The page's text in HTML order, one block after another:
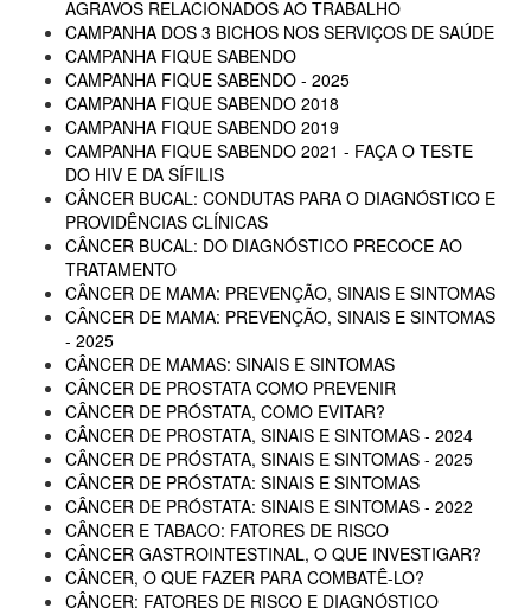
AGRAVOS RELACIONADOS AO TRABALHO
CAMPANHA DOS 3 BICHOS NOS SERVIÇOS DE SAÚDE
CAMPANHA FIQUE SABENDO
CAMPANHA FIQUE SABENDO - 2025
CAMPANHA FIQUE SABENDO 2018
CAMPANHA FIQUE SABENDO 2019
CAMPANHA FIQUE SABENDO 2021 - FAÇA O TESTE
DO HIV E DA SÍFILIS
CÂNCER BUCAL: CONDUTAS PARA O DIAGNÓSTICO E
PROVIDÊNCIAS CLÍNICAS
CÂNCER BUCAL: DO DIAGNÓSTICO PRECOCE AO
TRATAMENTO
CÂNCER DE MAMA: PREVENÇÃO, SINAIS E SINTOMAS
CÂNCER DE MAMA: PREVENÇÃO, SINAIS E SINTOMAS
- 2025
CÂNCER DE MAMAS: SINAIS E SINTOMAS
CÂNCER DE PROSTATA COMO PREVENIR
CÂNCER DE PRÓSTATA, COMO EVITAR?
CÂNCER DE PROSTATA, SINAIS E SINTOMAS - 2024
CÂNCER DE PRÓSTATA, SINAIS E SINTOMAS - 2025
CÂNCER DE PRÓSTATA: SINAIS E SINTOMAS
CÂNCER DE PRÓSTATA: SINAIS E SINTOMAS - 2022
CÂNCER E TABACO: FATORES DE RISCO
CÂNCER GASTROINTESTINAL, O QUE INVESTIGAR?
CÂNCER, O QUE FAZER PARA COMBATÊ-LO?
CÂNCER: FATORES DE RISCO E DIAGNÓSTICO